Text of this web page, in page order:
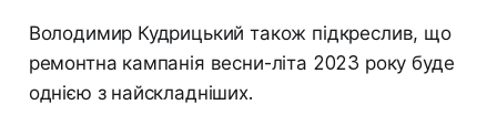
Володимир Кудрицький також підкреслив, що
ремонтна кампанія весни-літа 2023 року буде
однією з найскладніших.